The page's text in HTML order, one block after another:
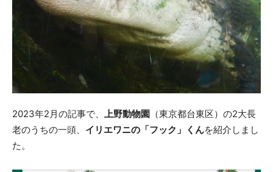
2023年2月の記事で、 上野動物園 （東京都台東区）の2大長
老のうちの一頭、 イリエワニの「フック」くんを紹介しまし
た。